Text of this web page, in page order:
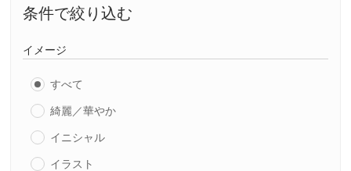
条件で絞り込む
イメージ
すべて
綺麗／華やか
イニシャル
イラスト